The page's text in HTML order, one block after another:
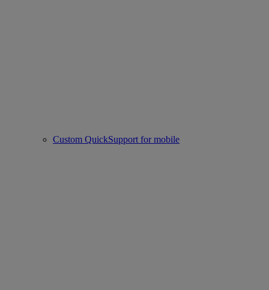
Custom QuickSupport for mobile